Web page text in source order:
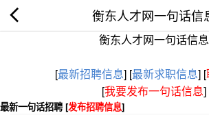
衡东人才网一句话信
衡东人才网一句话信息
[最新招聘信息] [最新求职信息] [
[我要发布一句话信息]
最新一句话招聘 [发布招聘信息]